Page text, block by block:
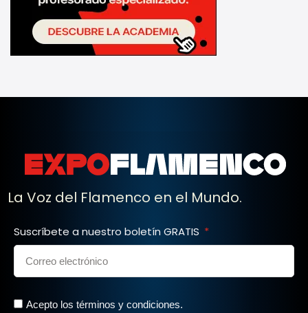
La Voz del Flamenco en el Mundo.
Suscríbete a nuestro boletín GRATIS
Acepto los términos y condiciones.